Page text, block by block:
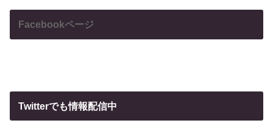
Facebookページ
Twitterでも情報配信中